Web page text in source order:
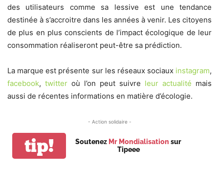
des utilisateurs comme sa lessive est une tendance
destinée à s’accroitre dans les années à venir. Les citoyens
de plus en plus conscients de l’impact écologique de leur
consommation réaliseront peut-être sa prédiction.
La marque est présente sur les réseaux sociaux instagram,
facebook, twitter où l’on peut suivre leur actualité mais
aussi de récentes informations en matière d’écologie.
- Action solidaire -
tip! Soutenez Mr Mondialisation sur
Tipeee